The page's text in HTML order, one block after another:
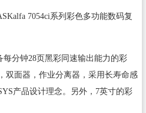
7054ci系列彩色多功能数码复
分钟28页黑彩同速输出能力的彩
双面器，作业分离器，采用长寿命感
产品设计理念。另外，7英寸的彩